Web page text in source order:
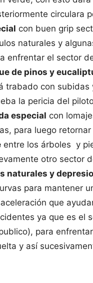
circulara
con buen grip
naturales y
enfrentar el sector
de pinos y
trabado con subidas
la pericia del
especial con
para luego
entre los árboles y
otro sector
naturales y
para mantener
que
ya que es el
para
y así